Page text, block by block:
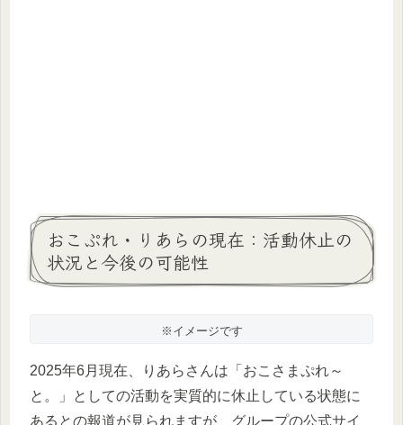
おこぷれ・りあらの現在：活動休止の
状況と今後の可能性
※イメージです
2025年6月現在、りあらさんは「おこさまぷれ～
と。」としての活動を実質的に休止している状態に
あるとの報道が見られますが、グループの公式サイ